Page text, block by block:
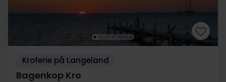
Kroferie på Langeland
Bagenkop Kro